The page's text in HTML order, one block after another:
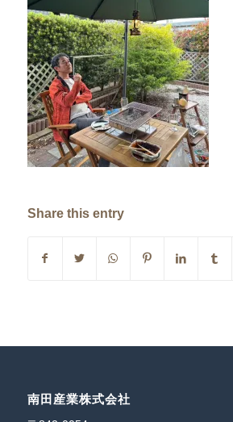
Share this entry
南田産業株式会社